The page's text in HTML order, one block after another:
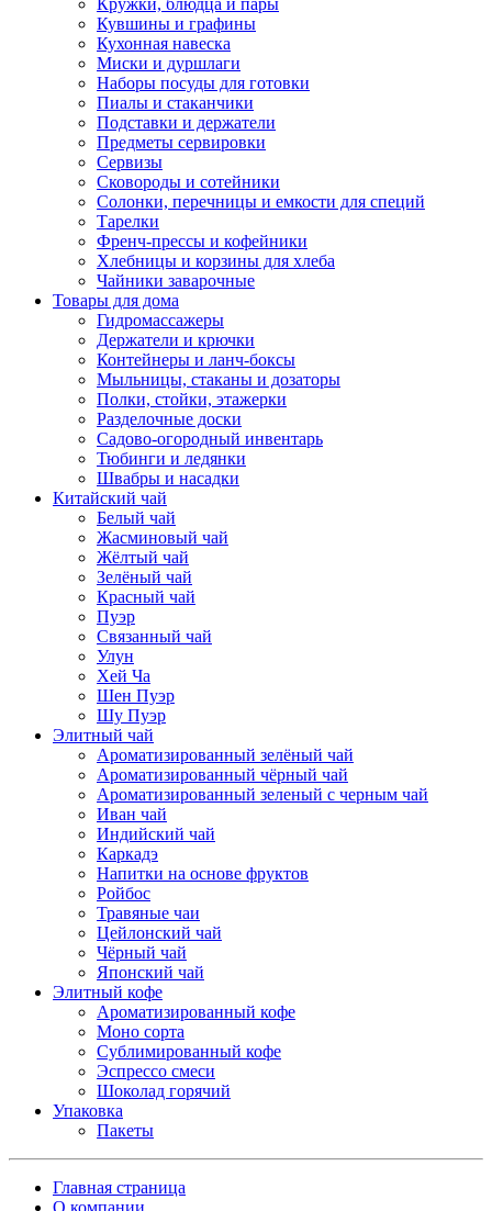
Кувшины и графины
Кухонная навеска
Миски и дуршлаги
Наборы посуды для готовки
Пиалы и стаканчики
Подставки и держатели
Предметы сервировки
Сервизы
Сковороды и сотейники
Солонки, перечницы и емкости для специй
Тарелки
Френч-прессы и кофейники
Хлебницы и корзины для хлеба
Чайники заварочные
Товары для дома
Гидромассажеры
Держатели и крючки
Контейнеры и ланч-боксы
Мыльницы, стаканы и дозаторы
Полки, стойки, этажерки
Разделочные доски
Садово-огородный инвентарь
Тюбинги и ледянки
Швабры и насадки
Китайский чай
Белый чай
Жасминовый чай
Жёлтый чай
Зелёный чай
Красный чай
Пуэр
Связанный чай
Улун
Хей Ча
Шен Пуэр
Шу Пуэр
Элитный чай
Ароматизированный зелёный чай
Ароматизированный чёрный чай
Ароматизированный зеленый с черным чай
Иван чай
Индийский чай
Каркадэ
Напитки на основе фруктов
Ройбос
Травяные чаи
Цейлонский чай
Чёрный чай
Японский чай
Элитный кофе
Ароматизированный кофе
Моно сорта
Сублимированный кофе
Эспрессо смеси
Шоколад горячий
Упаковка
Пакеты
Главная страница
О компании